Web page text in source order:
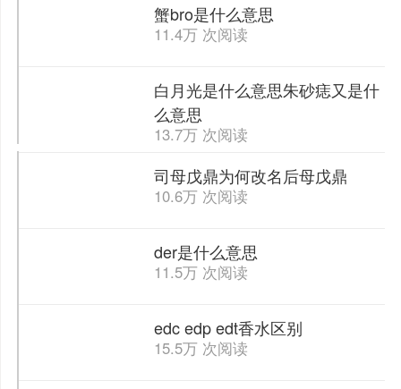
蟹bro是什么意思
11.4万 次阅读
白月光是什么意思朱砂痣又是什
么意思
13.7万 次阅读
司母戊鼎为何改名后母戊鼎
10.6万 次阅读
der是什么意思
11.5万 次阅读
edc edp edt香水区别
15.5万 次阅读